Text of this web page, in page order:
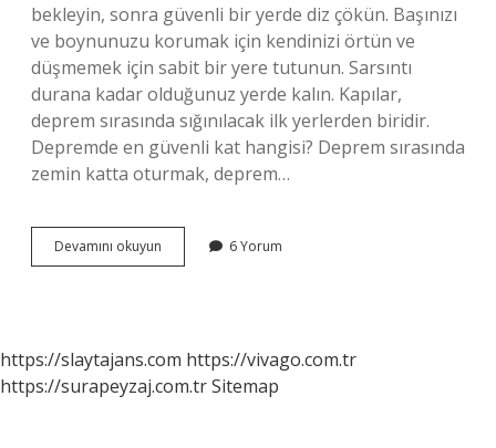
bekleyin, sonra güvenli bir yerde diz çökün. Başınızı
ve boynunuzu korumak için kendinizi örtün ve
düşmemek için sabit bir yere tutunun. Sarsıntı
durana kadar olduğunuz yerde kalın. Kapılar,
deprem sırasında sığınılacak ilk yerlerden biridir.
Depremde en güvenli kat hangisi? Deprem sırasında
zemin katta oturmak, deprem…
Devamını okuyun Depremde
Kiriş
6 Yorum
https://slaytajans.com https://vivago.com.tr
https://surapeyzaj.com.trSitemap